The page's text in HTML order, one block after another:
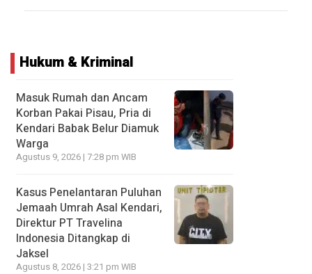
Hukum & Kriminal
Masuk Rumah dan Ancam
Korban Pakai Pisau, Pria di
Kendari Babak Belur Diamuk
Warga
Agustus 9, 2026 | 7:28 pm WIB
Kasus Penelantaran Puluhan
Jemaah Umrah Asal Kendari,
Direktur PT Travelina
Indonesia Ditangkap di
Jaksel
Agustus 8, 2026 | 3:21 pm WIB